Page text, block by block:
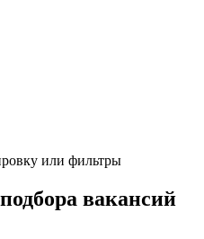
или фильтры
вакансий